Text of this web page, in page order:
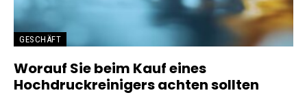
GESCHÄFT
Worauf Sie beim Kauf eines
Hochdruckreinigers achten sollten